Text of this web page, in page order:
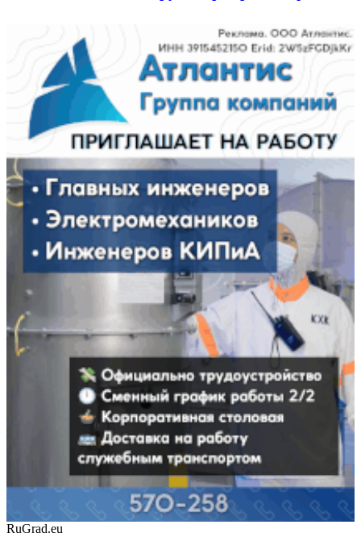
RuGrad.eu